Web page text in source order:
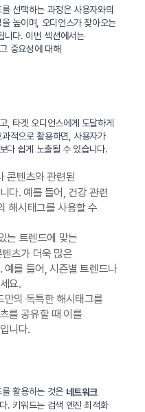
선택하는 과정은 사용자와의
높이며, 오디언스가 찾아오는
니다. 이번 섹션에서는
중요성에 대해
, 타겟 오디언스에게 도달하게
적으로 활용하면, 사용자가
다 쉽게 노출될 수 있습니다.
콘텐츠와 관련된
다. 예를 들어, 건강 관련
해시태그를 사용할 수
는 트렌드에 맞는
츠가 더욱 많은
를 들어, 시즌별 트렌드나
요.
의 독특한 해시태그를
를 공유할 때 이를
니다.
활용하는 것은 네트워크
. 키워드는 검색 엔진 최적화